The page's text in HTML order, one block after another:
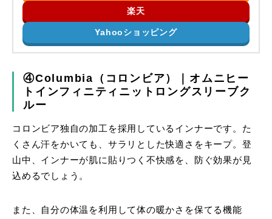
楽天
Yahooショッピング
④Columbia（コロンビア）｜オムニヒー
トインフィニティニットロングスリーブク
ルー
コロンビア独自の加工を採用しているインナーです。た
くさん汗をかいても、サラリとした快適さをキープ。登
山中、インナーが肌に貼りつく不快感を、防ぐ効果が見
込めるでしょう。
また、自分の体温を利用して体の暖かさを保てる機能